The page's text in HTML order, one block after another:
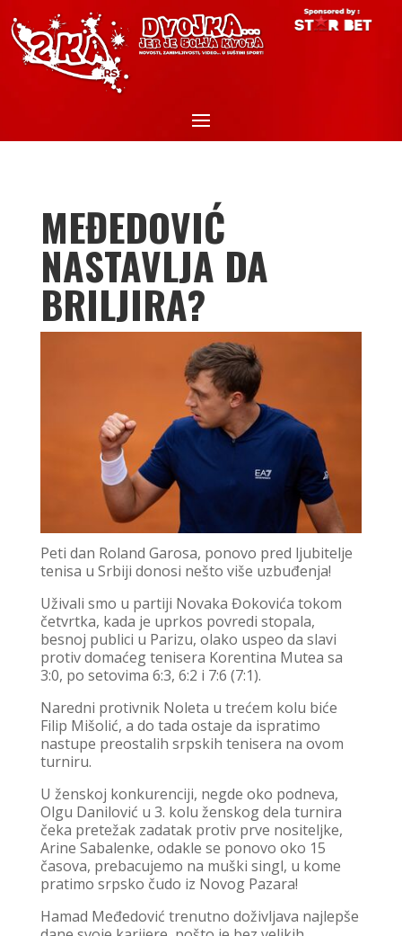
MEĐEDOVIĆ
NASTAVLJA DA
BRILJIRA?
Peti dan Roland Garosa, ponovo pred ljubitelje
tenisa u Srbiji donosi nešto više uzbuđenja!
Uživali smo u partiji Novaka Đokovića tokom
četvrtka, kada je uprkos povredi stopala,
besnoj publici u Parizu, olako uspeo da slavi
protiv domaćeg tenisera Korentina Mutea sa
3:0, po setovima 6:3, 6:2 i 7:6 (7:1).
Naredni protivnik Noleta u trećem kolu biće
Filip Mišolić, a do tada ostaje da ispratimo
nastupe preostalih srpskih tenisera na ovom
turniru.
U ženskoj konkurenciji, negde oko podneva,
Olgu Danilović u 3. kolu ženskog dela turnira
čeka pretežak zadatak protiv prve nositeljke,
Arine Sabalenke, odakle se ponovo oko 15
časova, prebacujemo na muški singl, u kome
pratimo srpsko čudo iz Novog Pazara!
Hamad Međedović trenutno doživljava najlepše